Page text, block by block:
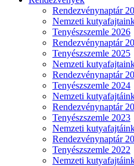
Rendezvénynaptár
Nemzeti
Tenyészszemle 2026
Rendezvénynaptár
Tenyészszemle 2025
Nemzeti
Rendezvénynaptár
Tenyészszemle 2024
Nemzeti
Rendezvénynaptár
Tenyészszemle 2023
Nemzeti
Rendezvénynaptár
Tenyészszemle 2022
Nemzeti